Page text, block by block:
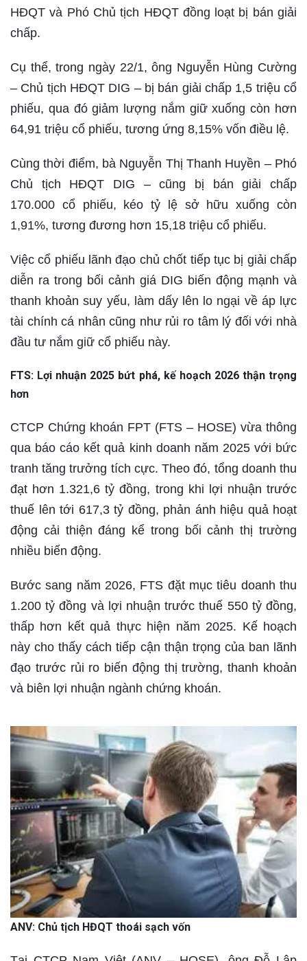
HĐQT và Phó Chủ tịch HĐQT đồng loạt bị bán giải
chấp.
Cụ thể, trong ngày 22/1, ông Nguyễn Hùng Cường
– Chủ tịch HĐQT DIG – bị bán giải chấp 1,5 triệu cổ
phiếu, qua đó giảm lượng nắm giữ xuống còn hơn
64,91 triệu cổ phiếu, tương ứng 8,15% vốn điều lệ.
Cùng thời điểm, bà Nguyễn Thị Thanh Huyền – Phó
Chủ tịch HĐQT DIG – cũng bị bán giải chấp
170.000 cổ phiếu, kéo tỷ lệ sở hữu xuống còn
1,91%, tương đương hơn 15,18 triệu cổ phiếu.
Việc cổ phiếu lãnh đạo chủ chốt tiếp tục bị giải chấp
diễn ra trong bối cảnh giá DIG biến động mạnh và
thanh khoản suy yếu, làm dấy lên lo ngại về áp lực
tài chính cá nhân cũng như rủi ro tâm lý đối với nhà
đầu tư nắm giữ cổ phiếu này.
FTS: Lợi nhuận 2025 bứt phá, kế hoạch 2026 thận trọng
hơn
CTCP Chứng khoán FPT (FTS – HOSE) vừa thông
qua báo cáo kết quả kinh doanh năm 2025 với bức
tranh tăng trưởng tích cực. Theo đó, tổng doanh thu
đạt hơn 1.321,6 tỷ đồng, trong khi lợi nhuận trước
thuế lên tới 617,3 tỷ đồng, phản ánh hiệu quả hoạt
động cải thiện đáng kể trong bối cảnh thị trường
nhiều biến động.
Bước sang năm 2026, FTS đặt mục tiêu doanh thu
1.200 tỷ đồng và lợi nhuận trước thuế 550 tỷ đồng,
thấp hơn kết quả thực hiện năm 2025. Kế hoạch
này cho thấy cách tiếp cận thận trọng của ban lãnh
đạo trước rủi ro biến động thị trường, thanh khoản
và biên lợi nhuận ngành chứng khoán.
ANV: Chủ tịch HĐQT thoái sạch vốn